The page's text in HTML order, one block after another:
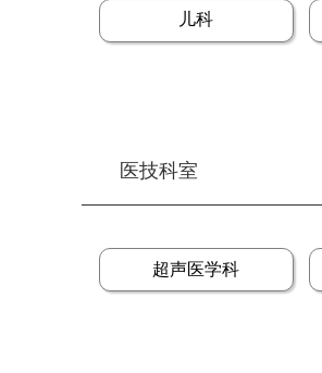
儿科
超声医学科
医技科室